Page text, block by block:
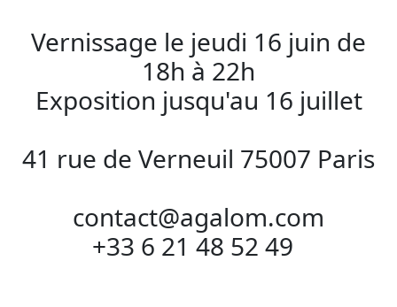
Vernissage le jeudi 16 juin de
18h à 22h
Exposition jusqu'au 16 juillet
41 rue de Verneuil 75007 Paris
contact@agalom.com
+33 6 21 48 52 49